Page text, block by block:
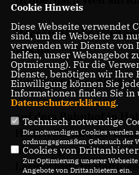
Herr Dr. Grube wird am
Woche,
am 31. Oktober 2010
auf dem Bahnhof in
Helfen Sie mit, die
überzeugen, doch noch
Lärmschutz in
Cookie Hinweis
Diese Webseite verwendet
sind, um die Webseite zu
verwenden wir Dienste
helfen, unser Webangebot
Optmierung). Für die
Dienste, benötigen wir Ihre
Einwilligung können Sie
Informationen finden Sie in
Datenschutzerklärung.
Technisch notwendige
Die notwendigen Cookies werden
ordnungsgemäßen Gebrauch der
Cookies von
Zur Optimierung unserer
Angebote von Drittanbietern ein.